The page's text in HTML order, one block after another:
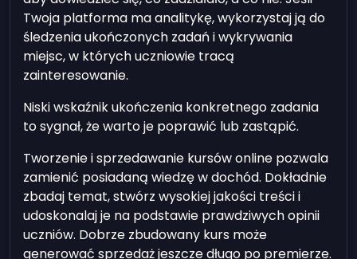
Twoja platforma ma analitykę, wykorzystaj ją do
śledzenia ukończonych zadań i wykrywania
miejsc, w których uczniowie tracą
zainteresowanie.
Niski wskaźnik ukończenia konkretnego zadania
to sygnał, że warto je poprawić lub zastąpić.
Tworzenie i sprzedawanie kursów online pozwala
zamienić posiadaną wiedzę w dochód. Dokładnie
zbadaj temat, stwórz wysokiej jakości treści i
udoskonalaj je na podstawie prawdziwych opinii
uczniów. Dobrze zbudowany kurs może
generować sprzedaż jeszcze długo po premierze.